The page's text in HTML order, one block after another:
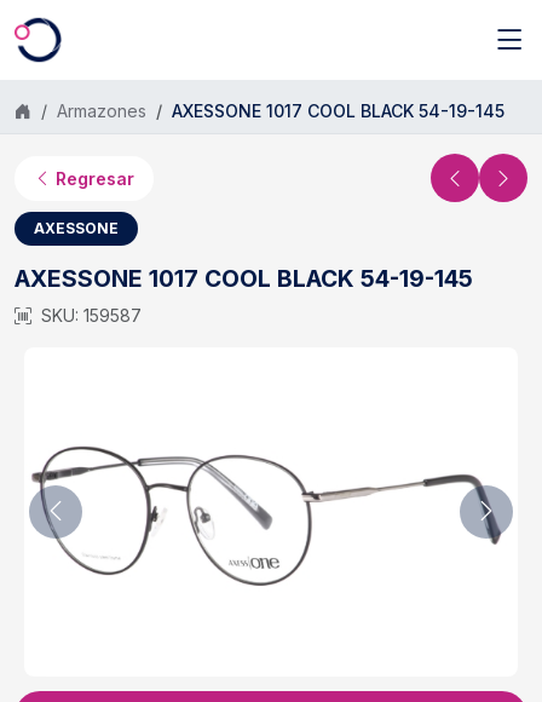
Saltar al contenido principal
Armazones AXESSONE 1017 COOL BLACK 54-19-145
Regresar
AXESSONE
AXESSONE 1017 COOL BLACK 54-19-145
SKU: 159587